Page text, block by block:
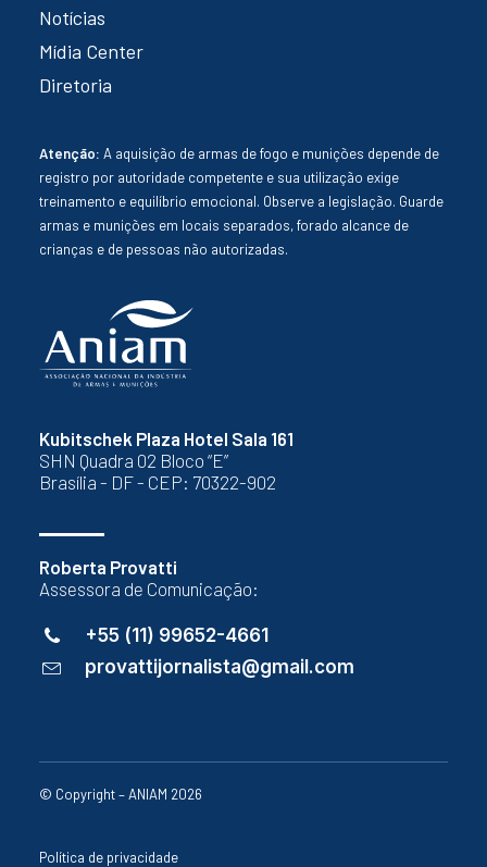
Kubitschek Plaza Hotel Sala 161
SHN Quadra 02 Bloco “E”
Brasília - DF - CEP: 70322-902
Roberta Provatti
Assessora de Comunicação:
+55 (11) 99652-4661
provattijornalista@gmail.com
Notícias
Mídia Center
Diretoria
Atenção: A aquisição de armas de fogo e munições depende de
registro por autoridade competente e sua utilização exige
treinamento e equilíbrio emocional. Observe a legislação. Guarde
armas e munições em locais separados, forado alcance de
crianças e de pessoas não autorizadas.
© Copyright – ANIAM 2026
Política de privacidade